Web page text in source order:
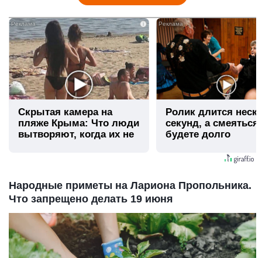
i
Скрытая камера на
пляже Крыма: Что люди
вытворяют, когда их не
Ролик длится
секунд, а
будете долго
Народные приметы на Лариона Пропольника.
Что запрещено делать 19 июня